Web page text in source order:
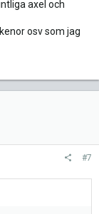
axel och
osv som jag
#7